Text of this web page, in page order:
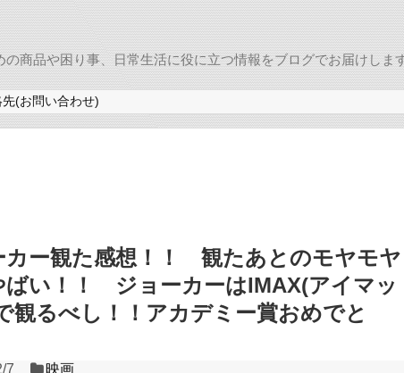
商品や困り事、日常生活に役に立つ情報をブログでお届けしま
先(お問い合わせ)
カー観た感想！！ 観たあとのモヤモヤ
ばい！！ ジョーカーはIMAX(アイマッ
観るべし！！アカデミー賞おめでと
7
映画